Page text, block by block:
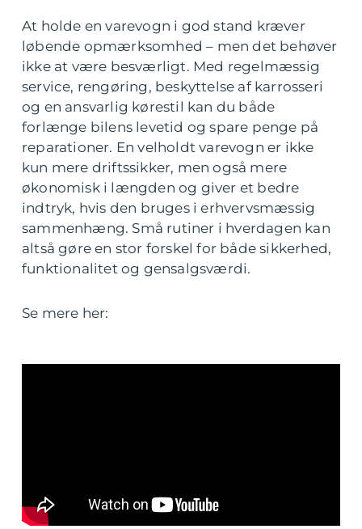
At holde en varevogn i god stand kræver
løbende opmærksomhed – men det behøver
ikke at være besværligt. Med regelmæssig
service, rengøring, beskyttelse af karrosseri
og en ansvarlig kørestil kan du både
forlænge bilens levetid og spare penge på
reparationer. En velholdt varevogn er ikke
kun mere driftssikker, men også mere
økonomisk i længden og giver et bedre
indtryk, hvis den bruges i erhvervsmæssig
sammenhæng. Små rutiner i hverdagen kan
altså gøre en stor forskel for både sikkerhed,
funktionalitet og gensalgsværdi.
Se mere her: